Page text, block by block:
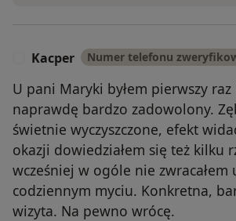
Kacper Numer telefonu
U pani Maryki byłem pierwszy
naprawdę bardzo zadowolony.
świetnie wyczyszczone, efekt
okazji dowiedziałem się też kilku
wcześniej w ogóle nie zwracałem
codziennym myciu. Konkretna,
wizyta. Na pewno wrócę.